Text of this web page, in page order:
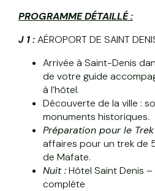
PROGRAMME DÉTAILLÉ :
J 1 :AÉROPORT DE SAINT
Arrivée à Saint-Denis
de votre guide
à l’hôtel.
Découverte de la ville :
monuments historiques.
Préparation pour le
affaires pour un trek de
de Mafate.
Nuit :Hôtel Saint Denis –
complète